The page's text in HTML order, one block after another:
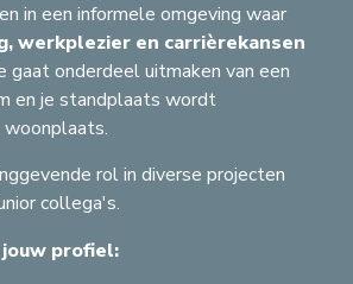
in een informele omgeving waar
werkplezier en carrièrekansen
gaat onderdeel uitmaken van een
en je standplaats wordt
rol in diverse projecten
collega's.
profiel: